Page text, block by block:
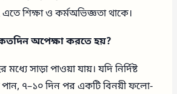
শিক্ষা ও কর্মঅভিজ্ঞতা থাকে।
অপেক্ষা করতে হয়?
সাড়া পাওয়া যায়। যদি নির্দিষ্ট
পান, ৭–১০ দিন পর একটি বিনয়ী ফলো-